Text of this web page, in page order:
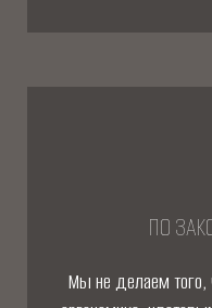
ПО
Мы не делаем того,